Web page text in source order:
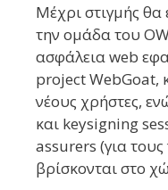
Μέχρι στιγμής
την ομάδα του
ασφάλεια web
project WebGoat,
νέους χρήστες,
και keysigning
assurers (για
βρίσκονται στο